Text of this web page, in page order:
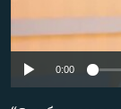
ЭЖЕ-СИҢДИЛЕР
АЗАТТЫК+
ЫҢГАЙСЫЗ
ОНЛАЙН ШЕРИНЕ
0:00